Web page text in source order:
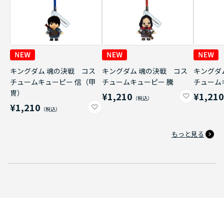
キングダム 魂の決戦 コス
チュームキューピー 信（甲
冑）
¥1,210
キングダム 魂の決戦 コス
チュームキューピー 騰
¥1,210
キング
チューム
¥1,210
もっと見る